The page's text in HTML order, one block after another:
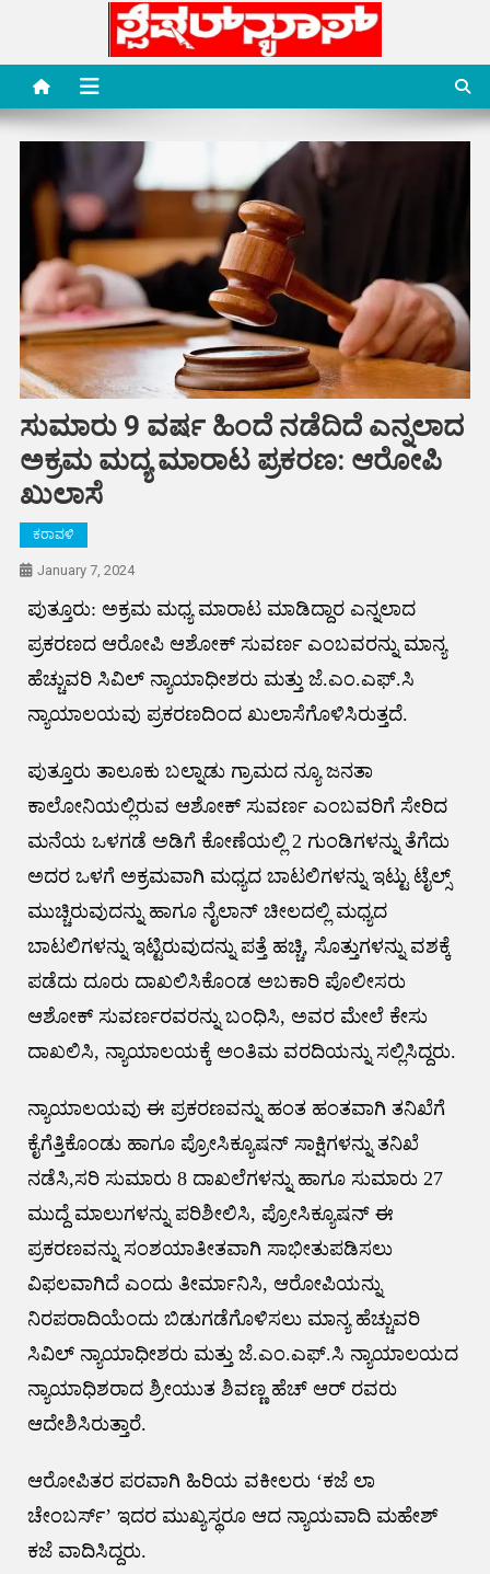
content
Special News Media
Special News Media
ಸುಮಾರು 9 ವರ್ಷ ಹಿಂದೆ ನಡೆದಿದೆ ಎನ್ನಲಾದ
ಅಕ್ರಮ ಮದ್ಯ ಮಾರಾಟ ಪ್ರಕರಣ: ಆರೋಪಿ
ಖುಲಾಸೆ
ಕರಾವಳಿ
January 7, 2024
ಪುತ್ತೂರು: ಅಕ್ರಮ ಮಧ್ಯ ಮಾರಾಟ ಮಾಡಿದ್ದಾರ ಎನ್ನಲಾದ
ಪ್ರಕರಣದ ಆರೋಪಿ ಆಶೋಕ್ ಸುವರ್ಣ ಎಂಬವರನ್ನು ಮಾನ್ಯ
ಹೆಚ್ಚುವರಿ ಸಿವಿಲ್ ನ್ಯಾಯಾಧೀಶರು ಮತ್ತು ಜೆ.ಎಂ.ಎಫ್.ಸಿ
ನ್ಯಾಯಾಲಯವು ಪ್ರಕರಣದಿಂದ ಖುಲಾಸೆಗೊಳಿಸಿರುತ್ತದೆ.
ಪುತ್ತೂರು ತಾಲೂಕು ಬಲ್ನಾಡು ಗ್ರಾಮದ ನ್ಯೂ ಜನತಾ
ಕಾಲೋನಿಯಲ್ಲಿರುವ ಆಶೋಕ್ ಸುವರ್ಣ ಎಂಬವರಿಗೆ ಸೇರಿದ
ಮನೆಯ ಒಳಗಡೆ ಅಡಿಗೆ ಕೋಣೆಯಲ್ಲಿ 2 ಗುಂಡಿಗಳನ್ನು ತೆಗೆದು
ಅದರ ಒಳಗೆ ಅಕ್ರಮವಾಗಿ ಮಧ್ಯದ ಬಾಟಲಿಗಳನ್ನು ಇಟ್ಟು ಟೈಲ್ಸ್
ಮುಚ್ಚಿರುವುದನ್ನು ಹಾಗೂ ನೈಲಾನ್ ಚೀಲದಲ್ಲಿ ಮಧ್ಯದ
ಬಾಟಲಿಗಳನ್ನು ಇಟ್ಟಿರುವುದನ್ನು ಪತ್ತೆ ಹಚ್ಚಿ, ಸೊತ್ತುಗಳನ್ನು ವಶಕ್ಕೆ
ಪಡೆದು ದೂರು ದಾಖಲಿಸಿಕೊಂಡ ಅಬಕಾರಿ ಪೊಲೀಸರು
ಆಶೋಕ್ ಸುವರ್ಣರವರನ್ನು ಬಂಧಿಸಿ, ಅವರ ಮೇಲೆ ಕೇಸು
ದಾಖಲಿಸಿ, ನ್ಯಾಯಾಲಯಕ್ಕೆ ಅಂತಿಮ ವರದಿಯನ್ನು ಸಲ್ಲಿಸಿದ್ದರು.
ನ್ಯಾಯಾಲಯವು ಈ ಪ್ರಕರಣವನ್ನು ಹಂತ ಹಂತವಾಗಿ ತನಿಖೆಗೆ
ಕೈಗೆತ್ತಿಕೊಂಡು ಹಾಗೂ ಪ್ರೋಸಿಕ್ಯೂಷನ್ ಸಾಕ್ಷಿಗಳನ್ನು ತನಿಖೆ
ನಡೆಸಿ,ಸರಿ ಸುಮಾರು 8 ದಾಖಲೆಗಳನ್ನು ಹಾಗೂ ಸುಮಾರು 27
ಮುದ್ದೆ ಮಾಲುಗಳನ್ನು ಪರಿಶೀಲಿಸಿ, ಪ್ರೋಸಿಕ್ಯೂಷನ್ ಈ
ಪ್ರಕರಣವನ್ನು ಸಂಶಯಾತೀತವಾಗಿ ಸಾಭೀತುಪಡಿಸಲು
ವಿಫಲವಾಗಿದೆ ಎಂದು ತೀರ್ಮಾನಿಸಿ, ಆರೋಪಿಯನ್ನು
ನಿರಪರಾದಿಯೆಂದು ಬಿಡುಗಡೆಗೊಳಿಸಲು ಮಾನ್ಯ ಹೆಚ್ಚುವರಿ
ಸಿವಿಲ್ ನ್ಯಾಯಾಧೀಶರು ಮತ್ತು ಜೆ.ಎಂ.ಎಫ್.ಸಿ ನ್ಯಾಯಾಲಯದ
ನ್ಯಾಯಾಧಿಶರಾದ ಶ್ರೀಯುತ ಶಿವಣ್ಣ ಹೆಚ್ ಆರ್ ರವರು
ಆದೇಶಿಸಿರುತ್ತಾರೆ.
ಆರೋಪಿತರ ಪರವಾಗಿ ಹಿರಿಯ ವಕೀಲರು ‘ಕಜೆ ಲಾ
ಚೇಂಬರ್ಸ್’ ಇದರ ಮುಖ್ಯಸ್ಥರೂ ಆದ ನ್ಯಾಯವಾದಿ ಮಹೇಶ್
ಕಜೆ ವಾದಿಸಿದ್ದರು.